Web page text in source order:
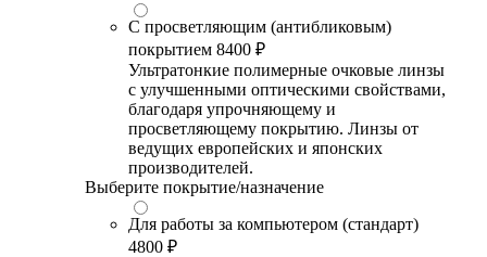
С просветляющим (антибликовым)
покрытием 8400 ₽
Ультратонкие полимерные очковые линзы
с улучшенными оптическими свойствами,
благодаря упрочняющему и
просветляющему покрытию. Линзы от
ведущих европейских и японских
производителей.
Выберите покрытие/назначение
Для работы за компьютером (стандарт)
4800 ₽